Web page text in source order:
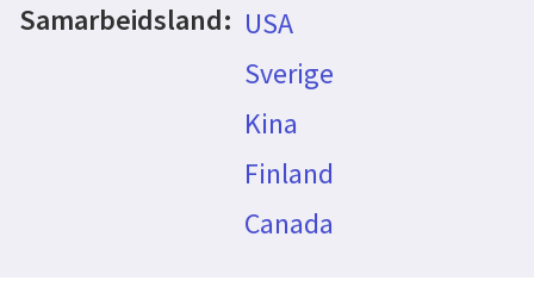
Samarbeidsland: USA
Sverige
Kina
Finland
Canada